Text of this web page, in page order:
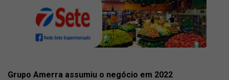
Grupo Amerra assumiu o negócio em 2022